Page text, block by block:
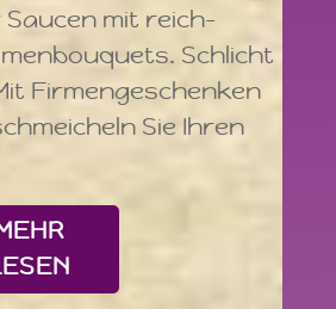
mit reich-
Schlicht
Firmengeschenken
Sie Ihren